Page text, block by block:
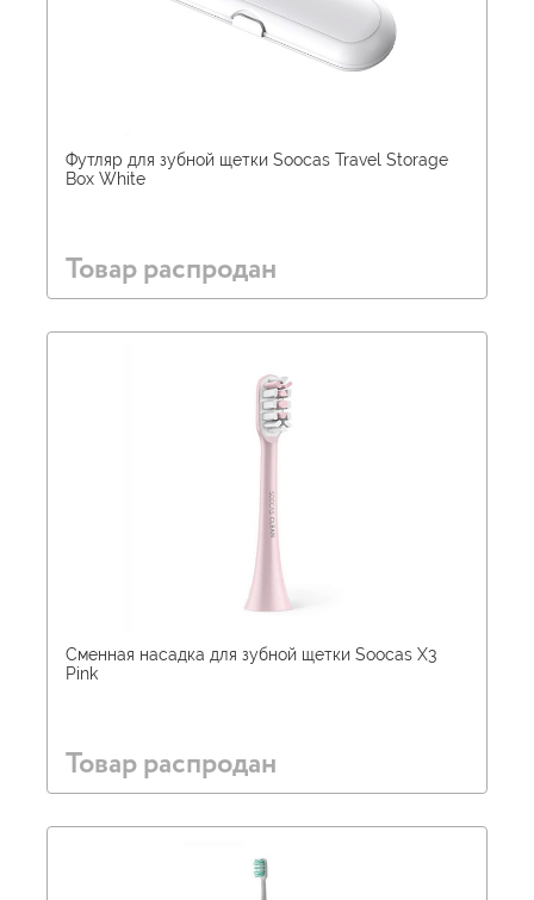
Футляр для зубной щетки Soocas Travel Storage
Box White
Товар распродан
Сменная насадка для зубной щетки Soocas X3
Pink
Товар распродан